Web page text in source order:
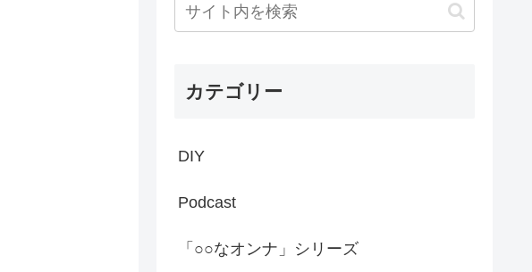
カテゴリー
DIY
Podcast
「○○なオンナ」シリーズ